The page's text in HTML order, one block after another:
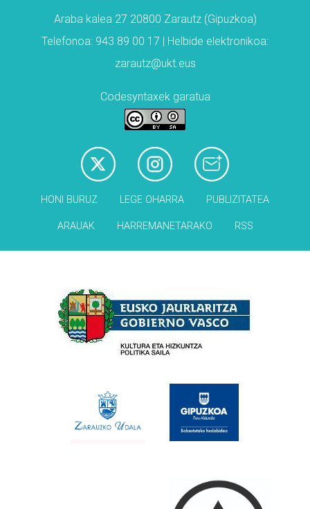
Araba kalea 27 20800 Zarautz (Gipuzkoa)
Telefonoa: 943 89 00 17 | Helbide elektronikoa:
zarautz@ukt.eus
Codesyntaxek garatua
HONI BURUZ LEGE OHARRA PUBLIZITATEA
ARAUAK HARREMANETARAKO RSS